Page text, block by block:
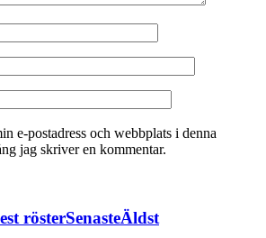
e-postadress och webbplats i denna
jag skriver en kommentar.
rösterSenasteÄldst